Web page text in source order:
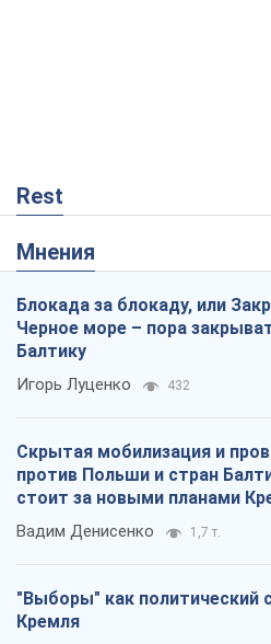
Rest
Мнения
Блокада за блокаду, или
Черное море – пора
Балтику
Игорь Луценко 432
Скрытая мобилизация и
против Польши и стран
стоит за новыми планами
Вадим Денисенко 1,7 т.
"Выборы" как политический
Кремля